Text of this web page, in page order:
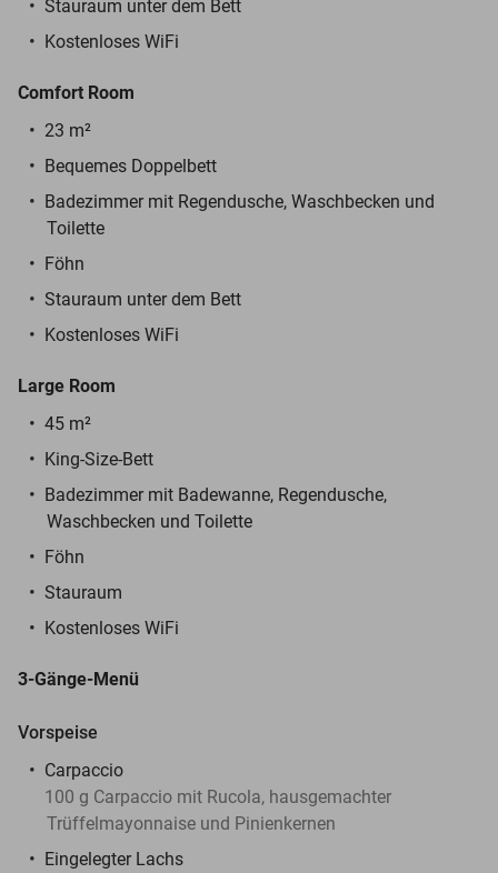
Stauraum unter dem Bett
Kostenloses WiFi
Comfort Room
23 m²
Bequemes Doppelbett
Badezimmer mit Regendusche, Waschbecken und
Toilette
Föhn
Stauraum unter dem Bett
Kostenloses WiFi
Large Room
45 m²
King-Size-Bett
Badezimmer mit Badewanne, Regendusche,
Waschbecken und Toilette
Föhn
Stauraum
Kostenloses WiFi
3-Gänge-Menü
Vorspeise
Carpaccio
100 g Carpaccio mit Rucola, hausgemachter
Trüffelmayonnaise und Pinienkernen
Eingelegter Lachs